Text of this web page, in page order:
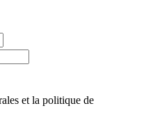
et la politique de